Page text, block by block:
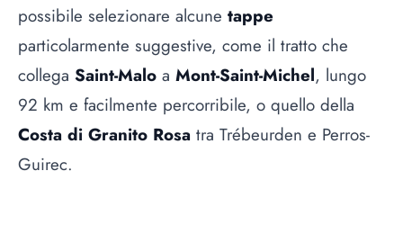
possibile selezionare alcune tappe
particolarmente suggestive, come il tratto che
collega Saint-Malo a Mont-Saint-Michel, lungo
92 km e facilmente percorribile, o quello della
Costa di Granito Rosa tra Trébeurden e Perros-
Guirec.